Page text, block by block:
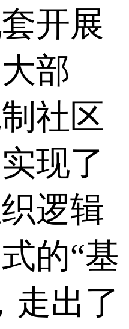
开展
部
社区
现了
逻辑
的“基
走出了